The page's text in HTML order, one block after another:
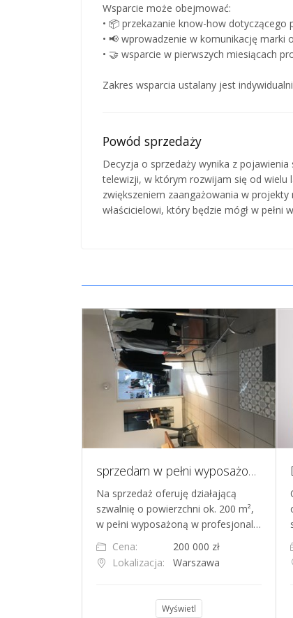
Wsparcie może obejmować:
• 📦 przekazanie know-how
• 📢 wprowadzenie w komunikację marki
• 🤝 wsparcie w pierwszych miesiącach
Zakres wsparcia ustalany jest
Powód sprzedaży
Decyzja o sprzedaży wynika z
telewizji, w którym rozwijam się od wielu
zwiększeniem zaangażowania w
właścicielowi, który będzie mógł w pełni
sprzedam w pełni wyposażoną szwalnię
Na sprzedaż oferuję działającą
szwalnię o powierzchni ok. 200 m²,
w pełni wyposażoną w profesjonal…
Cena:
200 000 zł
Lokalizacja:
Warszawa
Wyświetl